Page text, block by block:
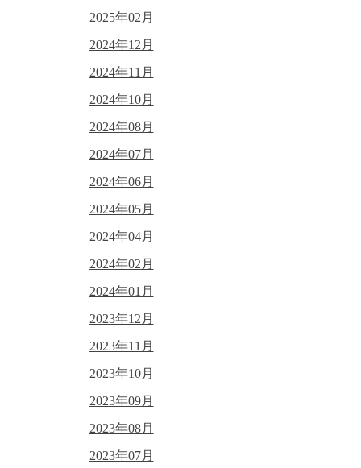
2025年02月
2024年12月
2024年11月
2024年10月
2024年08月
2024年07月
2024年06月
2024年05月
2024年04月
2024年02月
2024年01月
2023年12月
2023年11月
2023年10月
2023年09月
2023年08月
2023年07月